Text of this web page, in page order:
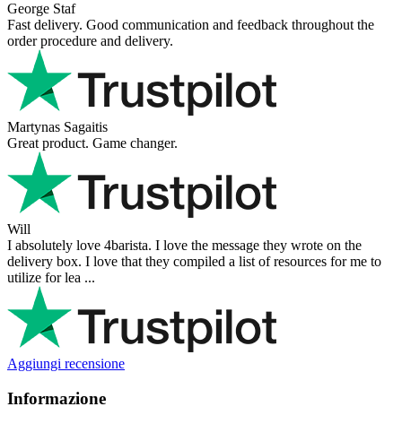
George Staf
Fast delivery. Good communication and feedback throughout the
order procedure and delivery.
Martynas Sagaitis
Great product. Game changer.
Will
I absolutely love 4barista. I love the message they wrote on the
delivery box. I love that they compiled a list of resources for me to
utilize for lea ...
Aggiungi recensione
Informazione